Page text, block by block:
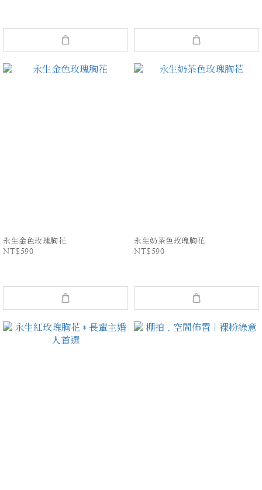
永生金色玫瑰胸花
NT$590
永生奶茶色玫瑰胸花
NT$590